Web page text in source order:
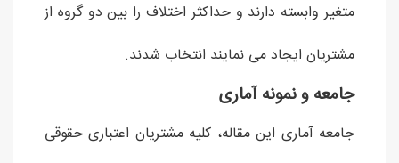
متغیر وابسته دارند و حداکثر اختلاف را بین دو گروه از
مشتریان ایجاد می نمایند انتخاب شدند.
جامعه و نمونه آماری
جامعه آماری این مقاله، کلیه مشتریان اعتباری حقوقی